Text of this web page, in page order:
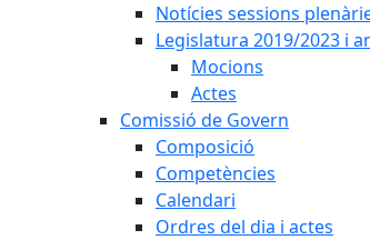
Notícies sessions
Legislatura 2019/2023 i
Mocions
Actes
Comissió de Govern
Composició
Competències
Calendari
Ordres del dia i actes